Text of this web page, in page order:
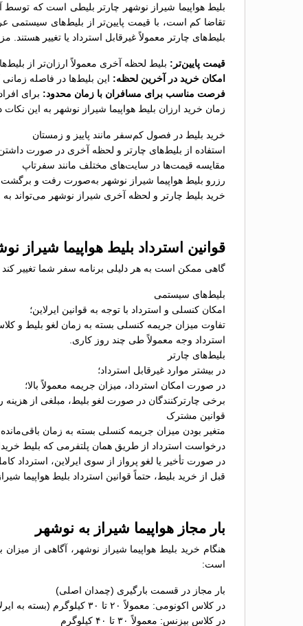
بلیط هواپیما شیراز نوشهر چارتر بلیطی است که
تقاضا کم است، با قیمت پایین‌تر از بلیط‌های
بلیط‌های چارتر معمولاً غیرقابل استرداد یا تغییر هستند.
قیمت پایین‌تر: بلیط لحظه آخری معمولاً ارزان‌تر از
امکان خرید در آخرین لحظه: این بلیط‌ها در فاصله
فرصت مناسب برای مسافران با زمان محدود: برای
زمان خرید ارزان بلیط هواپیما شیراز نوشهر به این نکات
خرید بلیط در فصول کم‌سفر مانند پاییز و زمستان
استفاده از بلیط‌های چارتر و لحظه آخری در صورت داشتن
مقایسه قیمت‌ها در سایت‌های مختلف مانند سفرتاپ
رزرو بلیط هواپیما شیراز نوشهر به‌صورت رفت و
خرید بلیط چارتر و لحظه آخری شیراز نوشهر می‌تواند
قوانین استرداد بلیط هواپیما شیراز
گاهی ممکن است به هر دلیلی برنامه سفر شما تغییر کند
بلیط‌های سیستمی
امکان کنسلی و استرداد با توجه به قوانین ایرلاین؛
تفاوت میزان جریمه کنسلی بسته به زمان لغو بلیط و
استرداد وجه معمولاً طی چند روز کاری.
بلیط‌های چارتر
در بیشتر موارد غیرقابل استرداد؛
در صورت امکان استرداد، میزان جریمه معمولاً بالا؛
برخی چارترکنندگان در صورت لغو بلیط، مبلغی از هزینه
قوانین مشترک
متغیر بودن میزان جریمه کنسلی بسته به زمان باقی‌مانده
درخواست استرداد از طریق همان پلتفرمی که بلیط
در صورت تأخیر یا لغو پرواز از سوی ایرلاین، استرداد
قبل از خرید بلیط، حتماً قوانین استرداد بلیط هواپیما
بار مجاز هواپیما شیراز به نوشهر
هنگام خرید بلیط هواپیما شیراز نوشهر، آگاهی از
است:
بار مجاز در قسمت بارگیری (چمدان اصلی)
در کلاس اکونومی: معمولاً ۲۰ تا ۳۰ کیلوگرم (بسته به ایرلاین)
در کلاس بیزنس: معمولاً ۳۰ تا ۴۰ کیلوگرم